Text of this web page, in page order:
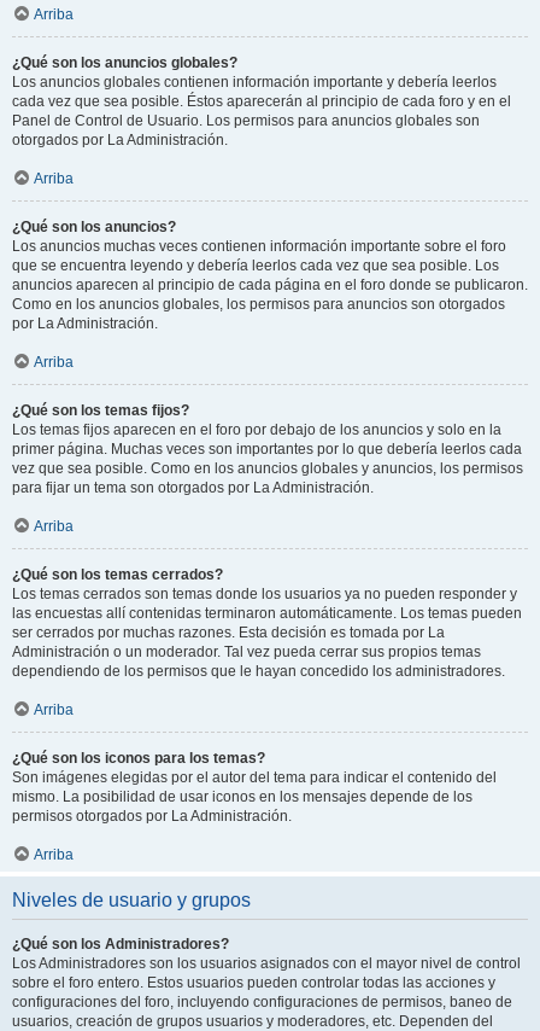
Arriba
¿Qué son los anuncios globales?
Los anuncios globales contienen información importante y debería leerlos
cada vez que sea posible. Éstos aparecerán al principio de cada foro y en el
Panel de Control de Usuario. Los permisos para anuncios globales son
otorgados por La Administración.
Arriba
¿Qué son los anuncios?
Los anuncios muchas veces contienen información importante sobre el foro
que se encuentra leyendo y debería leerlos cada vez que sea posible. Los
anuncios aparecen al principio de cada página en el foro donde se publicaron.
Como en los anuncios globales, los permisos para anuncios son otorgados
por La Administración.
Arriba
¿Qué son los temas fijos?
Los temas fijos aparecen en el foro por debajo de los anuncios y solo en la
primer página. Muchas veces son importantes por lo que debería leerlos cada
vez que sea posible. Como en los anuncios globales y anuncios, los permisos
para fijar un tema son otorgados por La Administración.
Arriba
¿Qué son los temas cerrados?
Los temas cerrados son temas donde los usuarios ya no pueden responder y
las encuestas allí contenidas terminaron automáticamente. Los temas pueden
ser cerrados por muchas razones. Esta decisión es tomada por La
Administración o un moderador. Tal vez pueda cerrar sus propios temas
dependiendo de los permisos que le hayan concedido los administradores.
Arriba
¿Qué son los iconos para los temas?
Son imágenes elegidas por el autor del tema para indicar el contenido del
mismo. La posibilidad de usar iconos en los mensajes depende de los
permisos otorgados por La Administración.
Arriba
Niveles de usuario y grupos
¿Qué son los Administradores?
Los Administradores son los usuarios asignados con el mayor nivel de control
sobre el foro entero. Estos usuarios pueden controlar todas las acciones y
configuraciones del foro, incluyendo configuraciones de permisos, baneo de
usuarios, creación de grupos usuarios y moderadores, etc. Dependen del